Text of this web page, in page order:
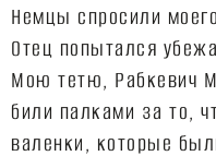
Немцы спросили
Отец попытался
Мою тетю, Рабкевич
били палками за то,
валенки, которые